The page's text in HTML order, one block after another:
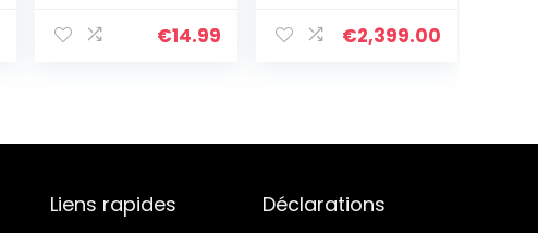
De Corde Faits à
La Main Pour€14.99
Bracelets
D’amitié Fait À
€2,399.00
Liens rapides Déclarations